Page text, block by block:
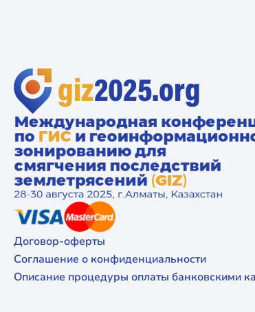
Договор-оферты
Соглашение о конфиденциальности
Описание процедуры оплаты банковскими